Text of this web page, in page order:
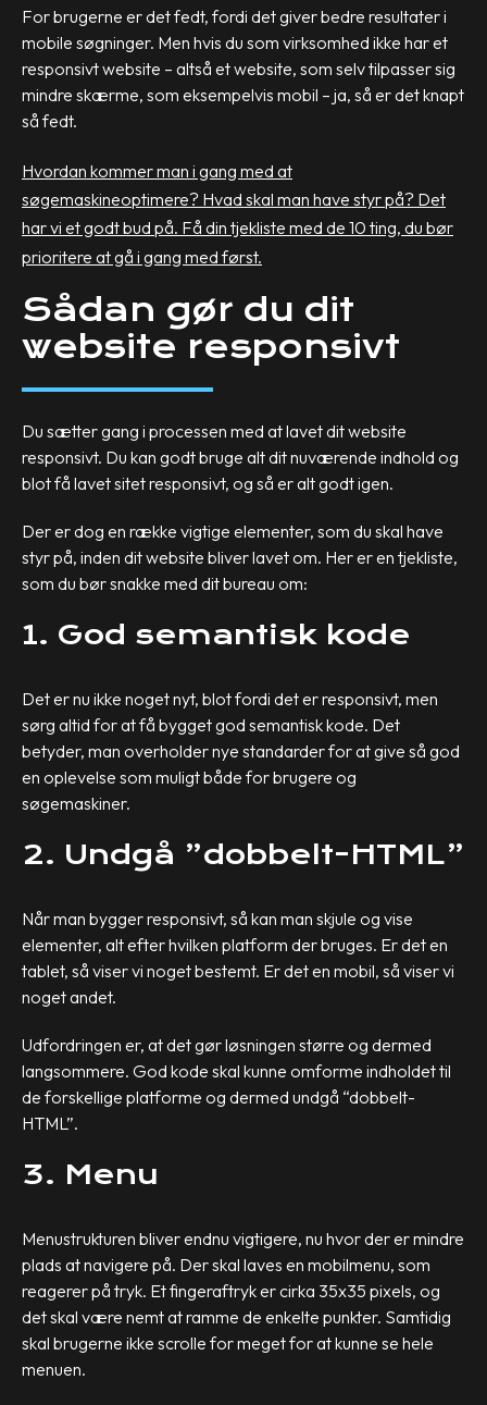
For brugerne er det fedt, fordi det giver bedre resultater i
mobile søgninger. Men hvis du som virksomhed ikke har et
responsivt website – altså et website, som selv tilpasser sig
mindre skærme, som eksempelvis mobil – ja, så er det knapt
så fedt.
Hvordan kommer man i gang med at
søgemaskineoptimere? Hvad skal man have styr på? Det
har vi et godt bud på. Få din tjekliste med de 10 ting, du bør
prioritere at gå i gang med først.
Sådan gør du dit
website responsivt
Du sætter gang i processen med at lavet dit website
responsivt. Du kan godt bruge alt dit nuværende indhold og
blot få lavet sitet responsivt, og så er alt godt igen.
Der er dog en række vigtige elementer, som du skal have
styr på, inden dit website bliver lavet om. Her er en tjekliste,
som du bør snakke med dit bureau om:
1. God semantisk kode
Det er nu ikke noget nyt, blot fordi det er responsivt, men
sørg altid for at få bygget god semantisk kode. Det
betyder, man overholder nye standarder for at give så god
en oplevelse som muligt både for brugere og
søgemaskiner.
2. Undgå ”dobbelt-HTML”
Når man bygger responsivt, så kan man skjule og vise
elementer, alt efter hvilken platform der bruges. Er det en
tablet, så viser vi noget bestemt. Er det en mobil, så viser vi
noget andet.
Udfordringen er, at det gør løsningen større og dermed
langsommere. God kode skal kunne omforme indholdet til
de forskellige platforme og dermed undgå “dobbelt-
HTML”.
3. Menu
Menustrukturen bliver endnu vigtigere, nu hvor der er mindre
plads at navigere på. Der skal laves en mobilmenu, som
reagerer på tryk. Et fingeraftryk er cirka 35x35 pixels, og
det skal være nemt at ramme de enkelte punkter. Samtidig
skal brugerne ikke scrolle for meget for at kunne se hele
menuen.